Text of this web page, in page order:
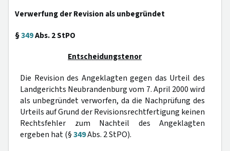
Verwerfung der Revision als unbegründet
§349Abs. 2 StPO
Entscheidungstenor
Die Revision des Angeklagten gegen das Urteil des
Landgerichts Neubrandenburg vom 7. April 2000 wird
als unbegründet verworfen, da die Nachprüfung des
Urteils auf Grund der Revisionsrechtfertigung keinen
Rechtsfehler zum Nachteil des Angeklagten
ergeben hat (§349Abs. 2 StPO).